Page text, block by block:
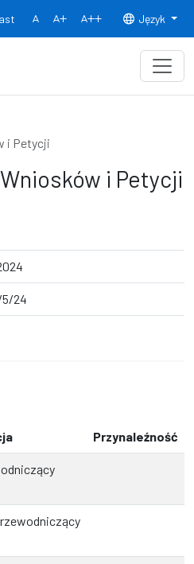
Normalny rozmiar czcionki
Rozmiar czcionki 150% Rozmiar
Język
i Petycji
i Petycji
24
Przynaleźność